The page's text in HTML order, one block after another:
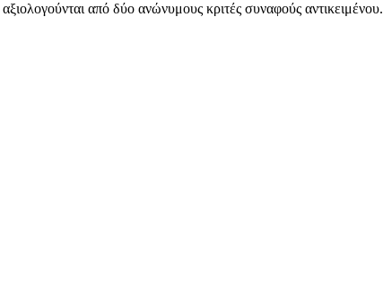
αξιολογούνται από δύο ανώνυμους κριτές συναφούς αντικειμένου.